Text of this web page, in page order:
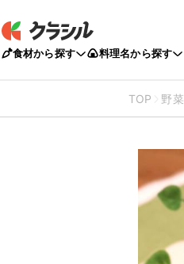
食材から探す 料理名から探す
TOP 野菜